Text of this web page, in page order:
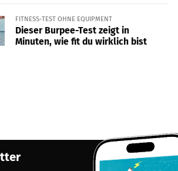
FITNESS-TEST OHNE EQUIPMENT
Dieser Burpee-Test zeigt in
Minuten, wie fit du wirklich bist